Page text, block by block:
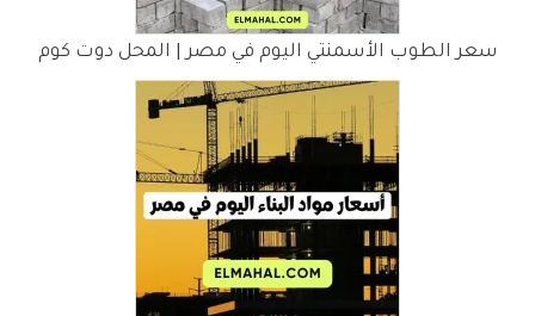
سعر الطوب الأسمنتي اليوم في مصر | المحل دوت كوم